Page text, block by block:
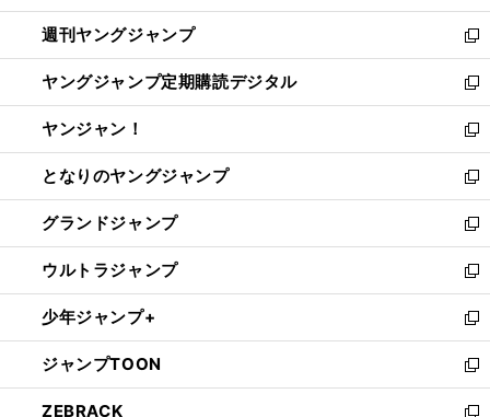
開
く
ウ
で
開
く
ン
ド
ウ
で
開
く
ウ
ィ
ン
ド
ウ
で
開
く
週刊ヤングジャンプ
新
し
い
ウ
ィ
ン
ド
ウ
で
開
く
ヤングジャンプ定期購読デジタル
新
し
い
ウ
ィ
ン
ド
ウ
で
開
く
ヤンジャン！
新
し
い
ウ
ィ
ン
ド
ウ
で
開
く
となりのヤングジャンプ
新
し
い
ウ
ィ
ン
ド
ウ
で
開
く
グランドジャンプ
新
し
い
ウ
ィ
ン
ド
ウ
で
ウルトラジャンプ
新
し
い
ウ
ィ
ン
ド
少年ジャンプ+
新
し
い
ウ
ジャンプTOON
新
し
ZEBRACK